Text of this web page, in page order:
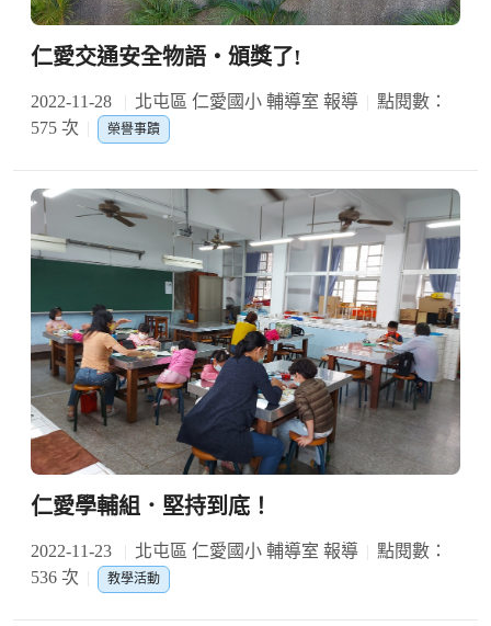
仁愛交通安全物語‧頒獎了!
2022-11-28 北屯區 仁愛國小 輔導室 報導
點閱數：
575 次
榮譽事蹟
仁愛學輔組．堅持到底！
2022-11-23 北屯區 仁愛國小 輔導室 報導
點閱數：
536 次
教學活動